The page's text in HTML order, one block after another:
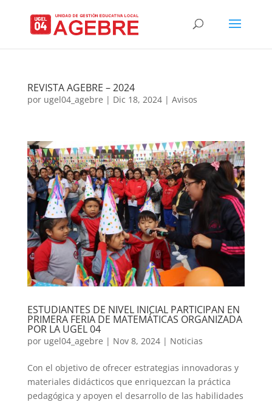
REVISTA AGEBRE – 2024
por ugel04_agebre | Dic 18, 2024| Avisos
ESTUDIANTES DE NIVEL INICIAL PARTICIPAN EN
PRIMERA FERIA DE MATEMÁTICAS ORGANIZADA
POR LA UGEL 04
por ugel04_agebre | Nov 8, 2024| Noticias
Con el objetivo de ofrecer estrategias innovadoras y
materiales didácticos que enriquezcan la práctica
pedagógica y apoyen el desarrollo de las habilidades